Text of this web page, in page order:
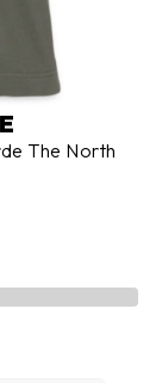
The North